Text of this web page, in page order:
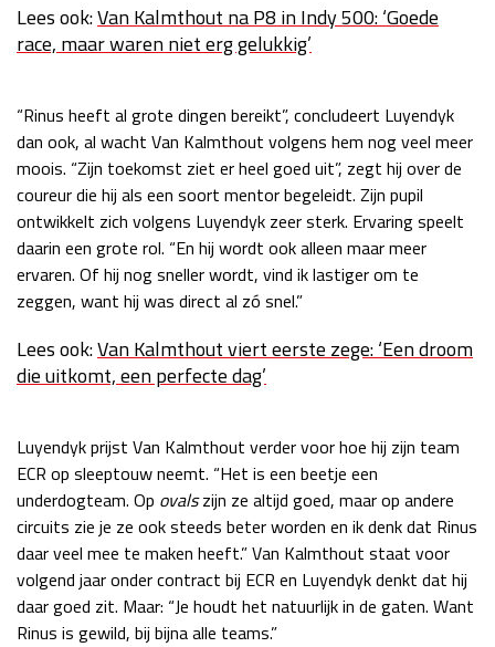
Race
zo 05:00 - 07:00
27 - 29 nov
Kwalificatie
za 19:00 - 20:00
Race
Lees ook:Van Kalmthout na P8 in Indy 500: ‘Goede
race, maar waren niet erg gelukkig’
“Rinus heeft al grote dingen bereikt”, concludeert Luyendyk
dan ook, al wacht Van Kalmthout volgens hem nog veel meer
moois. “Zijn toekomst ziet er heel goed uit”, zegt hij over de
coureur die hij als een soort mentor begeleidt. Zijn pupil
ontwikkelt zich volgens Luyendyk zeer sterk. Ervaring speelt
daarin een grote rol. “En hij wordt ook alleen maar meer
ervaren. Of hij nog sneller wordt, vind ik lastiger om te
zeggen, want hij was direct al zó snel.”
Lees ook:Van Kalmthout viert eerste zege: ‘Een droom
die uitkomt, een perfecte dag’
Luyendyk prijst Van Kalmthout verder voor hoe hij zijn team
ECR op sleeptouw neemt. “Het is een beetje een
underdogteam. Op ovalszijn ze altijd goed, maar op andere
circuits zie je ze ook steeds beter worden en ik denk dat Rinus
daar veel mee te maken heeft.” Van Kalmthout staat voor
volgend jaar onder contract bij ECR en Luyendyk denkt dat hij
daar goed zit. Maar: “Je houdt het natuurlijk in de gaten. Want
Rinus is gewild, bij bijna alle teams.”